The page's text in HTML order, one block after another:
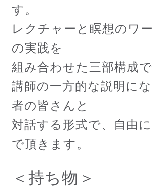
す。
レクチャーと瞑想のワ
の実践を
組み合わせた三部構成で
講師の一方的な説明に
者の皆さんと
対話する形式で、自由
で頂きます。
＜持ち物＞